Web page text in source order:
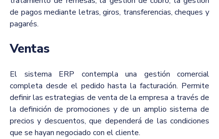
de pagos mediante letras, giros, transferencias, cheques y
pagarés.
Ventas
El sistema ERP contempla una gestión comercial
completa desde el pedido hasta la facturación. Permite
definir las estrategias de venta de la empresa a través de
la definición de promociones y de un amplio sistema de
precios y descuentos, que dependerá de las condiciones
que se hayan negociado con el cliente.